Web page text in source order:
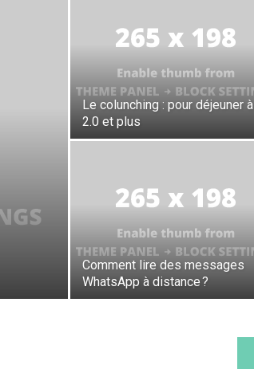
Le colunching : pour déjeuner à
2.0 et plus
Comment lire des messages
WhatsApp à distance ?